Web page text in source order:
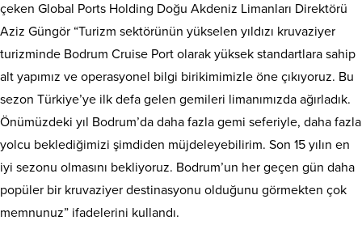
çeken Global Ports Holding Doğu Akdeniz Limanları Direktörü
Aziz Güngör “Turizm sektörünün yükselen yıldızı kruvaziyer
turizminde Bodrum Cruise Port olarak yüksek standartlara sahip
alt yapımız ve operasyonel bilgi birikimimizle öne çıkıyoruz. Bu
sezon Türkiye’ye ilk defa gelen gemileri limanımızda ağırladık.
Önümüzdeki yıl Bodrum’da daha fazla gemi seferiyle, daha fazla
yolcu beklediğimizi şimdiden müjdeleyebilirim. Son 15 yılın en
iyi sezonu olmasını bekliyoruz. Bodrum’un her geçen gün daha
popüler bir kruvaziyer destinasyonu olduğunu görmekten çok
memnunuz” ifadelerini kullandı.